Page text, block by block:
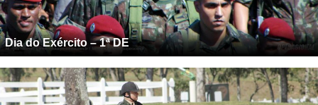
Dia do Exército – 1ª DE